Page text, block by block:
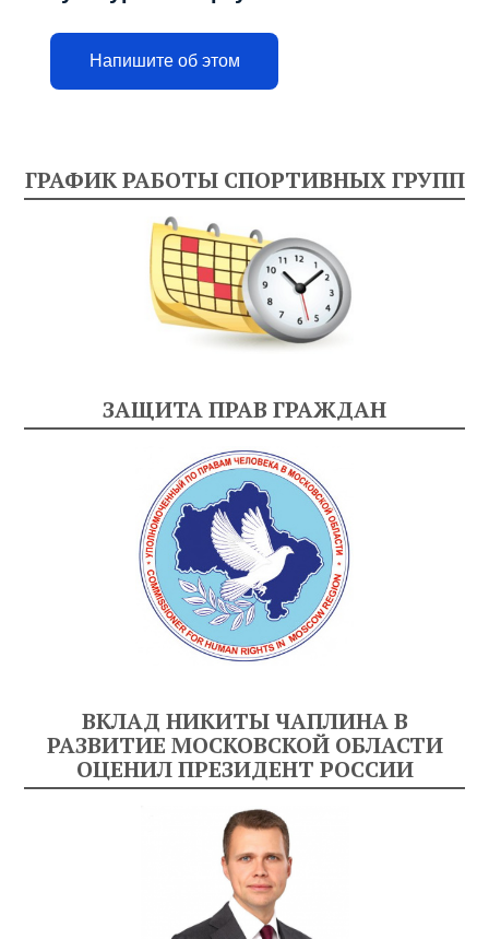
Напишите об этом
ГРАФИК РАБОТЫ СПОРТИВНЫХ ГРУПП
ЗАЩИТА ПРАВ ГРАЖДАН
ВКЛАД НИКИТЫ ЧАПЛИНА В
РАЗВИТИЕ МОСКОВСКОЙ ОБЛАСТИ
ОЦЕНИЛ ПРЕЗИДЕНТ РОССИИ